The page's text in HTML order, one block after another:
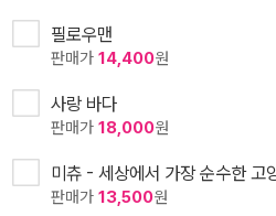
필로우맨
판매가 14,400원
사랑 바다
판매가 18,000원
미츄 - 세상에서 가장 순수한 고
판매가 13,500원